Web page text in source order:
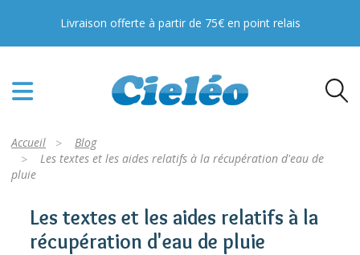
Livraison offerte à partir de 75€ en point relais
Accueil
Blog
Les textes et les aides relatifs à la récupération d'eau de
pluie
Les textes et les aides relatifs à la
récupération d'eau de pluie